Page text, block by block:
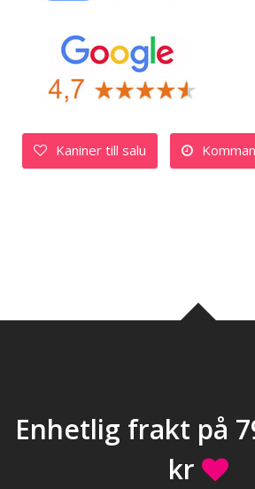
Kaniner till salu
Enhetlig frakt på
kr